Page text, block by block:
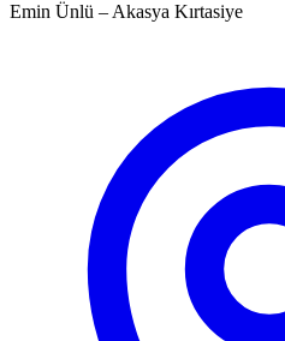
Emin Ünlü – Akasya Kırtasiye